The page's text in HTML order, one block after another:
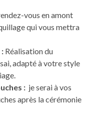
vous en amont
qui vous mettra
Réalisation du
adapté à votre style
: je serai à vos
après la cérémonie